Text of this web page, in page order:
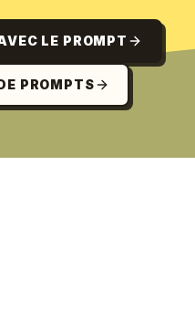
LE PROMPT
PROMPTS